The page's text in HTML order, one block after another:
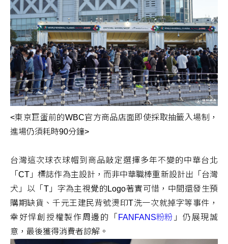
<東京巨蛋前的WBC官方商品店面即使採取抽籤入場制，
進場仍須耗時90分鐘>
台灣這次球衣球帽到商品敲定選擇多年不變的中華台北
「CT」標誌作為主設計，而非中華職棒重新設計出「台灣
犬」以「T」字為主視覺的Logo著實可惜，中間還發生預
購期缺貨、千元王建民背號燙印T洗一次就掉字等事件，
幸好悍創授權製作周邊的「 FANFANS粉粉 」仍展現誠
意，最後獲得消費者諒解。